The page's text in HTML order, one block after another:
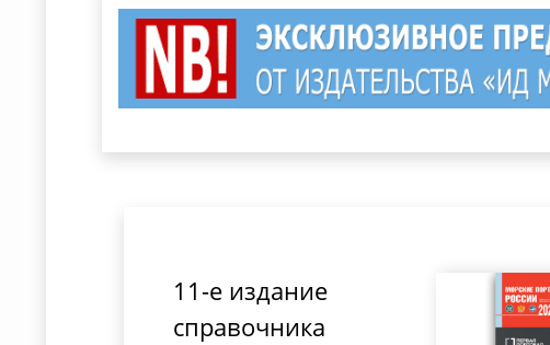
11-е издание
справочника